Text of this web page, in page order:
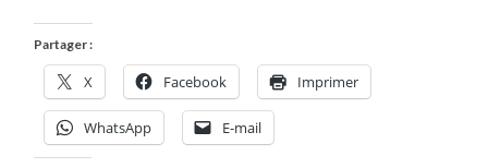
Partager :
X Facebook Imprimer
WhatsApp E-mail